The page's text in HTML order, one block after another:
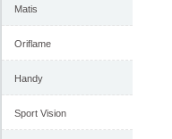
Matis
Oriflame
Handy
Sport Vision